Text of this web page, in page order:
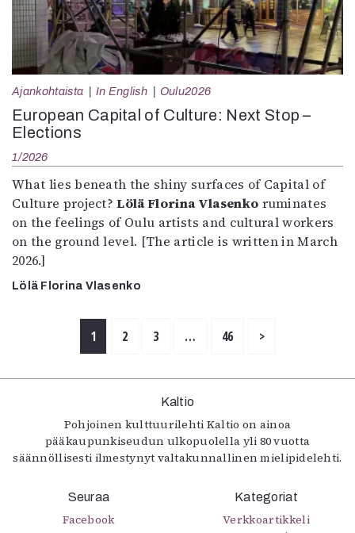
Ajankohtaista In English Oulu2026
European Capital of Culture: Next Stop –
Elections
1/2026
What lies beneath the shiny surfaces of Capital of
Culture project?Lölä Florina Vlasenko ruminates
on the feelings of Oulu artists and cultural workers
on the ground level. [The article is written in March
2026.]
Lölä Florina Vlasenko
1 2 3 … 46 >
Kaltio
Pohjoinen kulttuurilehti Kaltio on ainoa
pääkaupunkiseudun ulkopuolella yli 80 vuotta
säännöllisesti ilmestynyt valtakunnallinen mielipidelehti.
Seuraa
Facebook
Kategoriat
Verkkoartikkeli